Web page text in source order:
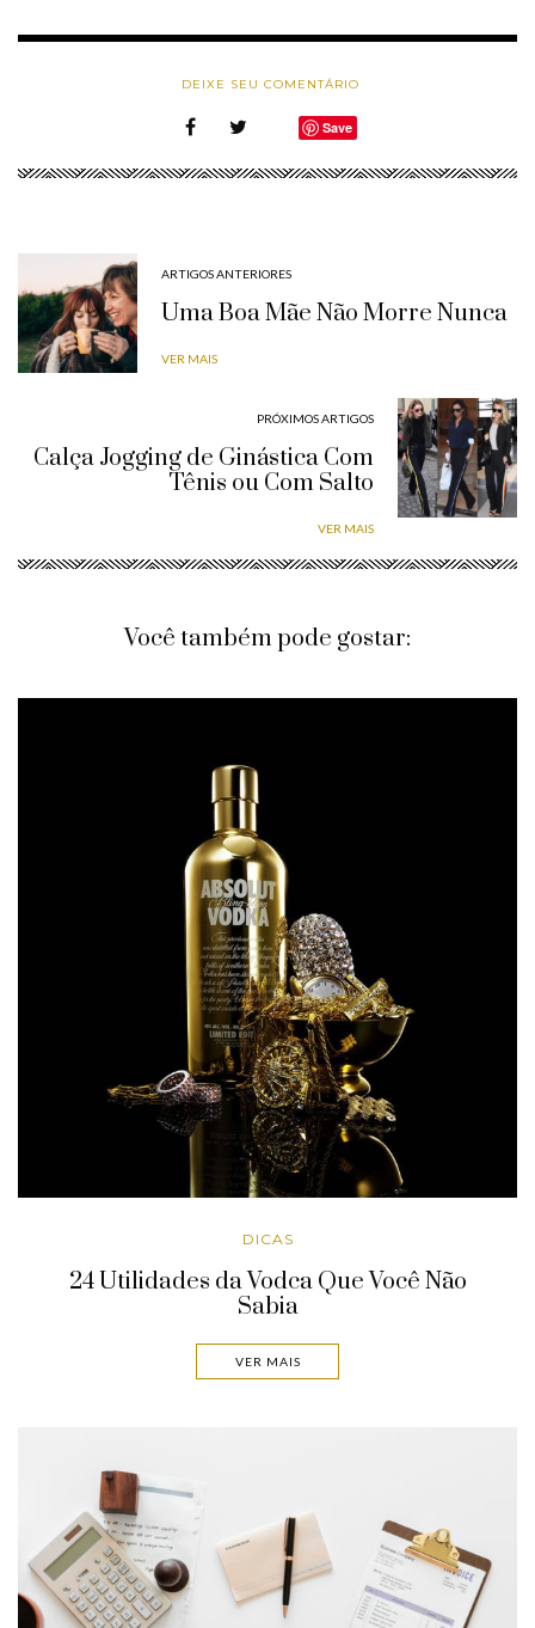
DEIXE SEU COMENTÁRIO
Save
ARTIGOS ANTERIORES
Uma Boa Mãe Não Morre Nunca
VER MAIS
PRÓXIMOS ARTIGOS
Calça Jogging de Ginástica Com
Tênis ou Com Salto
VER MAIS
Você também pode gostar:
DICAS
24 Utilidades da Vodca Que Você Não
Sabia
VER MAIS